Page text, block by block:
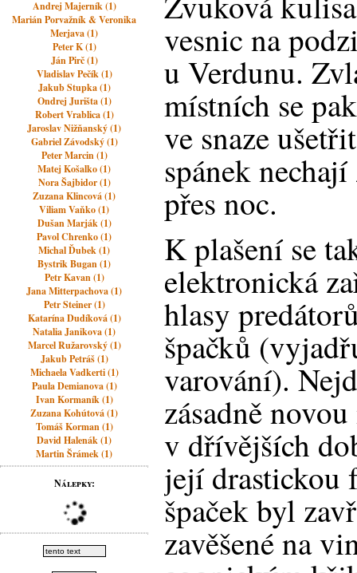
Andrej Majerník (1)
Marián Porvažník & Veronika
Merjava (1)
Peter K (1)
Ján Pirč (1)
Vladislav Pečík (1)
Jakub Stupka (1)
Ondrej Jurišta (1)
Robert Vrablica (1)
Jaroslav Nižňanský (1)
Gabriel Závodský (1)
Peter Marcin (1)
Matej Košalko (1)
Nora Šajbidor (1)
Zuzana Klincová (1)
Viliam Vaňko (1)
Dušan Marják (1)
Pavol Chrenko (1)
Michal Ďubek (1)
Bystrik Bugan (1)
Petr Kavan (1)
Jana Mitterpachova (1)
Petr Steiner (1)
Katarína Dudíková (1)
Natalia Janikova (1)
Marcel Ružarovský (1)
Jakub Petráš (1)
Michaela Vadkerti (1)
Paula Demianova (1)
Ivan Kormaník (1)
Zuzana Kohútová (1)
Tomáš Korman (1)
David Halenák (1)
Martin Šrámek (1)
Nálepky:
vesnic na
u Verdunu.
místních se
ve snaze
spánek
přes noc.
K plašení se
elektronická
hlasy
špačků
varování).
zásadně
v dřívějších
její drastickou
špaček byl
zavěšené na